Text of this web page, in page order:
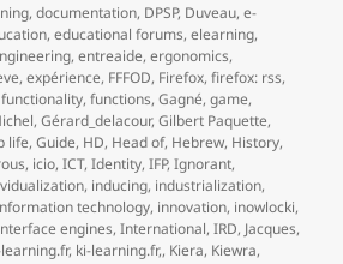
,documentation, DPSP, Duveau,e-
,educational forums,elearning,
,entreaide,ergonomics,
,expérience, FFFOD, Firefox,firefox: rss,
functionality,functions,Gagné,game,
,Gérard_delacour,Gilbert Paquette,
life,Guide, HD, Head of, Hebrew, History,
, icio,ICT,Identity,IFP,Ignorant,
, inducing, industrialization,
technology, innovation, inowlocki,
engines,International,IRD, Jacques,
, ki-learning.fr,, Kiera, Kiewra,